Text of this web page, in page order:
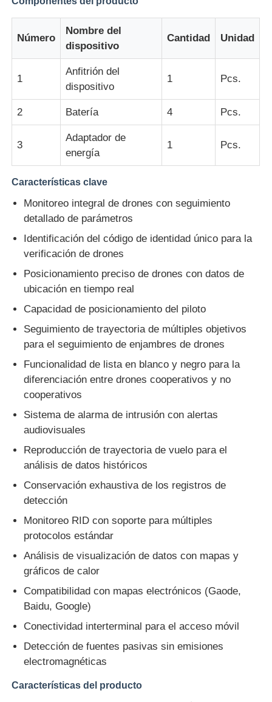
Abejón de rociadura de la agricultura
Dron FPV
Piezas de drones
Dispositivo anti del abejón
mira de imagen térmica
Telémetro del laser
Número
Nombre del
dispositivo
Cantidad Unidad
1
Anfitrión del
dispositivo
1 Pcs.
2 Batería 4 Pcs.
3
Adaptador de
energía
1 Pcs.
Características clave
Monitoreo integral de drones con seguimiento
detallado de parámetros
Identificación del código de identidad único para la
verificación de drones
Posicionamiento preciso de drones con datos de
ubicación en tiempo real
Capacidad de posicionamiento del piloto
Seguimiento de trayectoria de múltiples objetivos
para el seguimiento de enjambres de drones
Funcionalidad de lista en blanco y negro para la
diferenciación entre drones cooperativos y no
cooperativos
Sistema de alarma de intrusión con alertas
audiovisuales
Reproducción de trayectoria de vuelo para el
análisis de datos históricos
Conservación exhaustiva de los registros de
detección
Monitoreo RID con soporte para múltiples
protocolos estándar
Análisis de visualización de datos con mapas y
gráficos de calor
Compatibilidad con mapas electrónicos (Gaode,
Baidu, Google)
Conectividad interterminal para el acceso móvil
Detección de fuentes pasivas sin emisiones
electromagnéticas
Características del producto